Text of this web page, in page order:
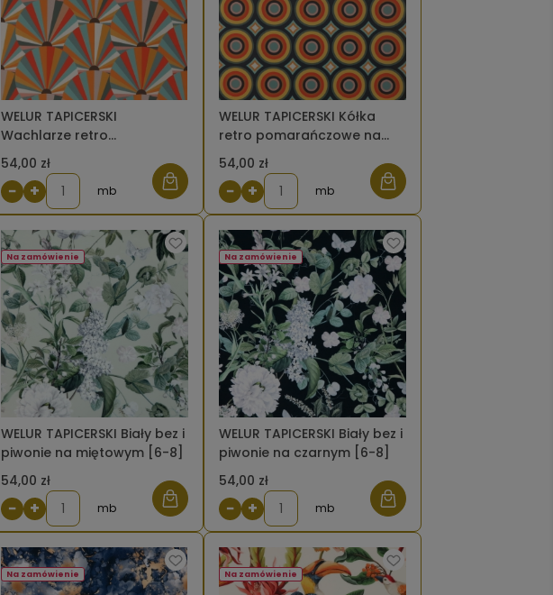
WELUR TAPICERSKI
Wachlarze retro
pomarańczowe [6-8]
54,00 zł
− + mb
WELUR TAPICERSKI Kółka
retro pomarańczowe na
grafitowym [6-8]
54,00 zł
− + mb
WELUR TAPICERSKI Biały bez i
piwonie na miętowym [6-8]
54,00 zł
Na zamówienie
− + mb
WELUR TAPICERSKI Biały bez i
piwonie na czarnym [6-8]
54,00 zł
Na zamówienie
− + mb
Na zamówienie Na zamówienie